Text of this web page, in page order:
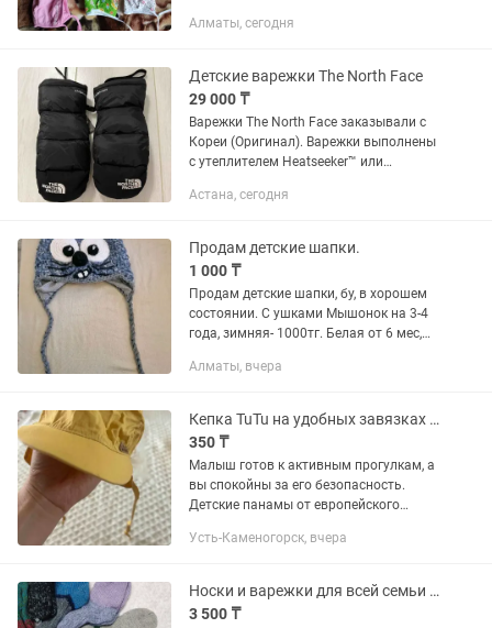
Алматы, сегодня
Детские варежки The North Face
29 000 ₸
Варежки The North Face заказывали с
Кореи (Оригинал). Варежки выполнены
с утеплителем Heatseeker™ или
утеплитель, сохраняющий тепло даже
Астана, сегодня
Продам детские шапки.
1 000 ₸
Продам детские шапки, бу, в хорошем
состоянии. С ушками Мышонок на 3-4
года, зимняя- 1000тг. Белая от 6 мес,
года примерно- 2000, теплая! Рн...
Алматы, вчера
Кепка TuTu на удобных завязках идеальное решение для активных малышей
350 ₸
Малыш готов к активным прогулкам, а
вы спокойны за его безопасность.
Детские панамы от европейского
комфорт в самую жаркую погоду. 100%
Усть-Каменогорск, вчера
Носки и варежки для всей семьи из пуха и шерсти! Ручная работа.
3 500 ₸